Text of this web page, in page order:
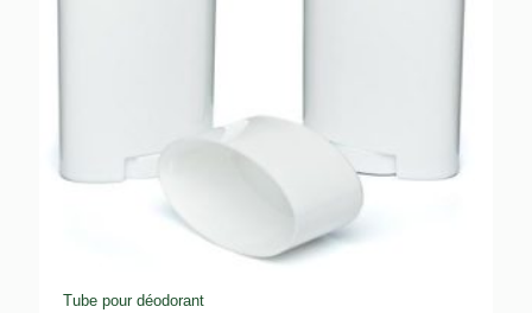
Tube pour déodorant